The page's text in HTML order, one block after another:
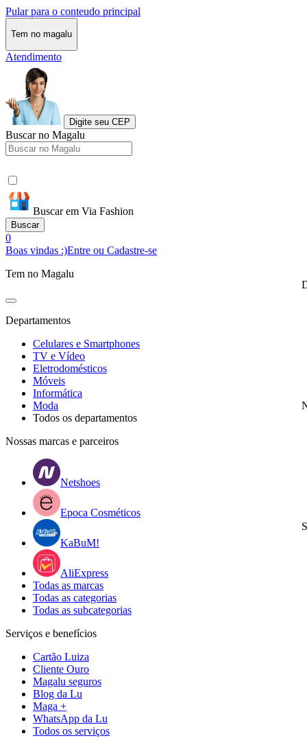
Pular para o conteudo principal
Tem no magalu
Atendimento
Digite seu CEP
Buscar no Magalu
Buscar em Via Fashion
Buscar
0
Boas vindas :)Entre ou Cadastre-se
Tem no Magalu
Departamentos
Celulares e Smartphones
TV e Vídeo
Eletrodomésticos
Móveis
Informática
Moda
Todos os departamentos
Nossas marcas e parceiros
Netshoes
Epoca Cosméticos
KaBuM!
AliExpress
Todas as marcas
Todas as categorias
Todas as subcategorias
Serviços e benefícios
Cartão Luiza
Cliente Ouro
Magalu seguros
Blog da Lu
Maga +
WhatsApp da Lu
Todos os serviços